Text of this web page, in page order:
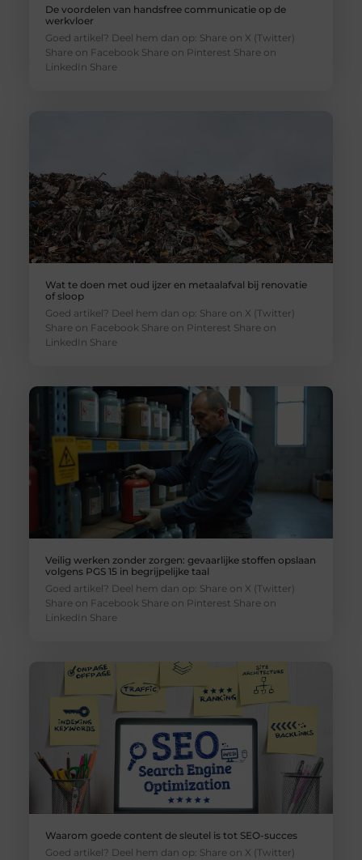
De voordelen van handsfree communicatie op de
werkvloer
Goed artikel? Deel hem dan op: Share on X (Twitter)
Share on Facebook Share on Pinterest Share on
LinkedIn Share
Wat te doen met oud ijzer en metaalafval bij renovatie
of sloop
Goed artikel? Deel hem dan op: Share on X (Twitter)
Share on Facebook Share on Pinterest Share on
LinkedIn Share
Veilig werken zonder zorgen: gevaarlijke stoffen opslaan
volgens PGS 15 in begrijpelijke taal
Goed artikel? Deel hem dan op: Share on X (Twitter)
Share on Facebook Share on Pinterest Share on
LinkedIn Share
Waarom goede content de sleutel is tot SEO-succes
Goed artikel? Deel hem dan op: Share on X (Twitter)